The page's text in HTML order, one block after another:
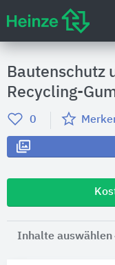
Bautenschutz
Recycling-
0
Inhalte auswählen